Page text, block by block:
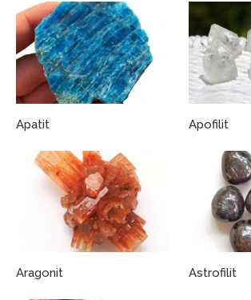
Apatit Apofilit
Aragonit Astrofilit